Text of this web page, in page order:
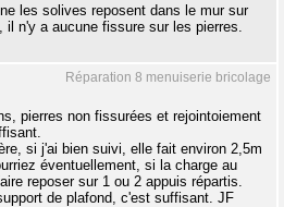
les solives reposent dans le mur sur
il n'y a aucune fissure sur les pierres.
Réparation 8 menuiserie bricolage
pierres non fissurées et rejointoiement
si j'ai bien suivi, elle fait environ 2,5m
éventuellement, si la charge au
reposer sur 1 ou 2 appuis répartis.
de plafond, c'est suffisant. JF